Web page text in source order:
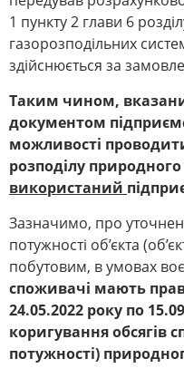
1 пункту 2 глави 6
газорозподільних
здійснюється за
Таким чином,
документом
можливості
розподілу природного
використаний
Зазначимо, про
потужності об’єкта
побутовим, в умовах
споживачі мають
24.05.2022 року по
коригування обсягів
потужності)